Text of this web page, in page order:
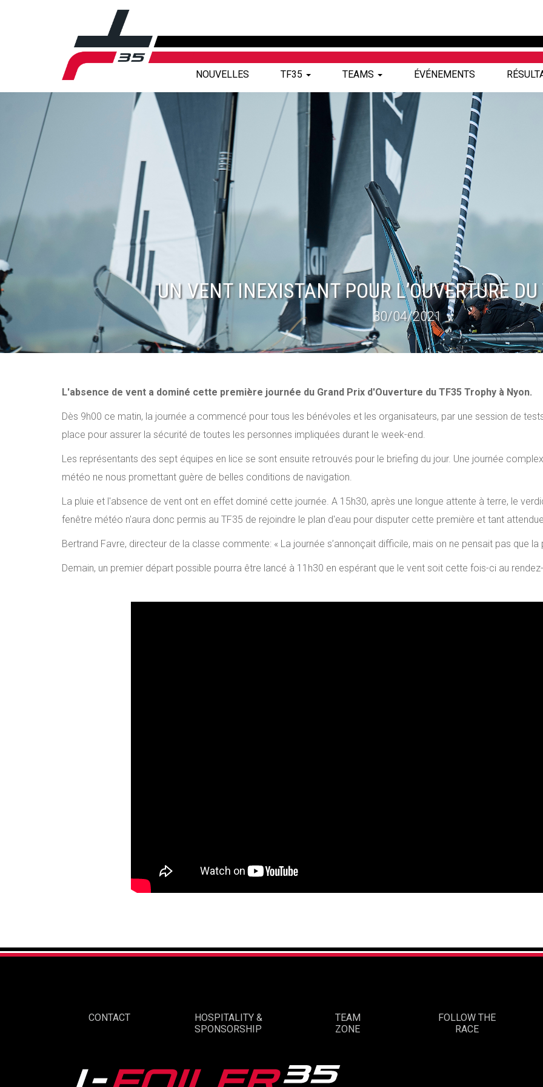
NOUVELLES TF35 TEAMS ÉVÉNEMENTS
UN VENT INEXISTANT POUR L’OUVERTURE
30/04/2021
L'absence de vent a dominé cette première journée du Grand Prix d'Ouverture du TF35 Trophy à Nyon.
Dès 9h00 ce matin, la journée a commencé pour tous les bénévoles et les organisateurs, par une session de
place pour assurer la sécurité de toutes les personnes impliquées durant le week-end.
Les représentants des sept équipes en lice se sont ensuite retrouvés pour le briefing du jour. Une journée
météo ne nous promettant guère de belles conditions de navigation.
La pluie et l'absence de vent ont en effet dominé cette journée. A 15h30, après une longue attente à terre, le
fenêtre météo n'aura donc permis au TF35 de rejoindre le plan d'eau pour disputer cette première et tant
Bertrand Favre, directeur de la classe commente: « La journée s’annonçait difficile, mais on ne pensait pas que
Demain, un premier départ possible pourra être lancé à 11h30 en espérant que le vent soit cette fois-ci au
CONTACT
HOSPITALITY &
SPONSORSHIP
TEAM
ZONE
FOLLOW THE
RACE